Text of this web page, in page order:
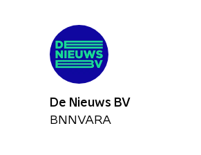
De Nieuws BV
BNNVARA